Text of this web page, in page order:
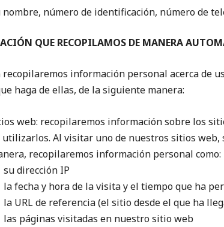
nombre, número de identificación, número de
QUE RECOPILAMOS DE MANERA
recopilaremos información personal acerca de
haga de ellas, de la siguiente manera:
web: recopilaremos información sobre los
utilizarlos. Al visitar uno de nuestros sitios web,
recopilaremos información personal como:
su dirección IP
la fecha y hora de la visita y el tiempo que ha
la URL de referencia (el sitio desde el que ha
las páginas visitadas en nuestro sitio web